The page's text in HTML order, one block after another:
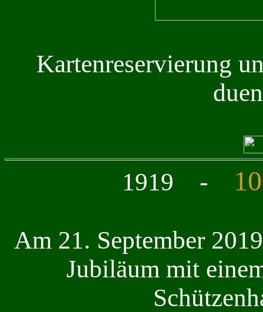
Kartenreservierung
1919 -
Am 21. September
Jubiläum mit